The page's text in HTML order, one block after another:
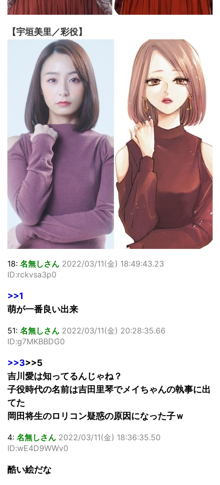
【宇垣美里／彩役】
18: 名無しさん 2022/03/11(金) 18:49:43.23
ID:rckvsa3p0
>>1
萌が一番良い出来
51: 名無しさん 2022/03/11(金) 20:28:35.66
ID:g7MKBBDG0
>>3>>5
吉川愛は知ってるんじゃね？
子役時代の名前は吉田里琴でメイちゃんの執事に出
てた
岡田将生のロリコン疑惑の原因になった子ｗ
4: 名無しさん 2022/03/11(金) 18:36:35.50
ID:wE4D9WWv0
酷い絵だな